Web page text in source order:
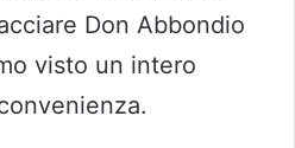
Don Abbondio
visto un intero